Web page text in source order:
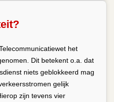
het
Dit betekent o.a. dat
niets geblokkeerd mag
gelijk
zijn tevens vier